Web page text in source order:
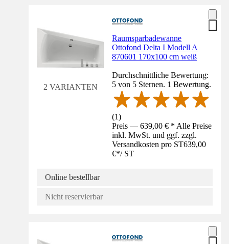
2 VARIANTEN
Raumsparbadewanne
Ottofond Delta I Modell A
870601 170x100 cm weiß
Durchschnittliche Bewertung:
5 von 5 Sternen. 1 Bewertung.
(1)
Preis — 639,00 € * Alle Preise
inkl. MwSt. und ggf. zzgl.
Versandkosten pro ST639,00
€*/ ST
Online bestellbar
Nicht reservierbar